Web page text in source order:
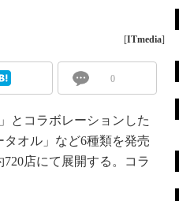
[ITmedia]
0
とコラボレーションした
オル」など6種類を発売
店にて展開する。コラ